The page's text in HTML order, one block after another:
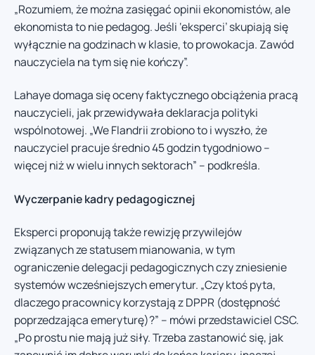
„Rozumiem, że można zasięgać opinii ekonomistów, ale
ekonomista to nie pedagog. Jeśli ‘eksperci’ skupiają się
wyłącznie na godzinach w klasie, to prowokacja. Zawód
nauczyciela na tym się nie kończy”.
Lahaye domaga się oceny faktycznego obciążenia pracą
nauczycieli, jak przewidywała deklaracja polityki
wspólnotowej. „We Flandrii zrobiono to i wyszło, że
nauczyciel pracuje średnio 45 godzin tygodniowo –
więcej niż w wielu innych sektorach” – podkreśla.
Wyczerpanie kadry pedagogicznej
Eksperci proponują także rewizję przywilejów
związanych ze statusem mianowania, w tym
ograniczenie delegacji pedagogicznych czy zniesienie
systemów wcześniejszych emerytur. „Czy ktoś pyta,
dlaczego pracownicy korzystają z DPPR (dostępność
poprzedzająca emeryturę)?” – mówi przedstawiciel CSC.
„Po prostu nie mają już siły. Trzeba zastanowić się, jak